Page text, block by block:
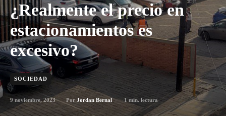
¿Realmente el precio en
estacionamientos es
excesivo?
SOCIEDAD
9 noviembre, 2023 Por Jordan Bernal 1 min. lectura